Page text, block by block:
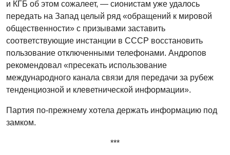
и КГБ об этом сожалеет, — сионистам уже удалось
передать на Запад целый ряд «обращений к мировой
общественности» с призывами заставить
соответствующие инстанции в СССР восстановить
пользование отключенными телефонами. Андропов
рекомендовал «пресекать использование
международного канала связи для передачи за рубеж
тенденциозной и клеветнической информации».
Партия по-прежнему хотела держать информацию под
замком.
***